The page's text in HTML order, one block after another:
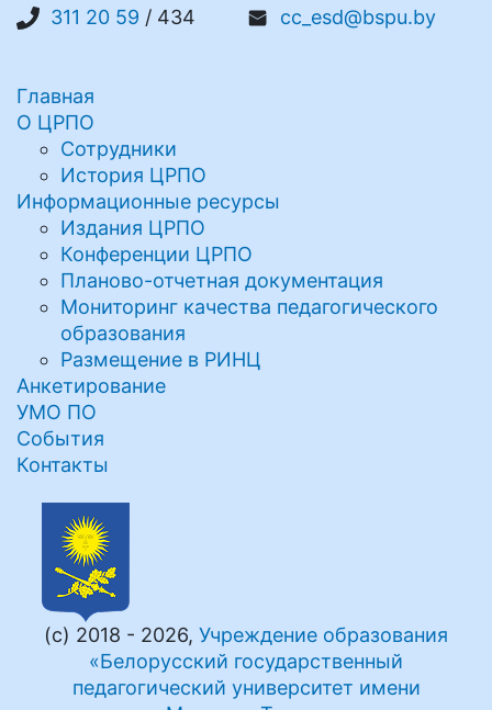
311 20 59 / 434 cc_esd@bspu.by
Главная
О ЦРПО
Сотрудники
История ЦРПО
Информационные ресурсы
Издания ЦРПО
Конференции ЦРПО
Планово-отчетная документация
Мониторинг качества педагогического
образования
Размещение в РИНЦ
Анкетирование
УМО ПО
События
Контакты
(с) 2018 - 2026, Учреждение образования
«Белорусский государственный
педагогический университет имени